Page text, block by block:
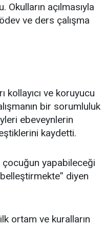
Okulların açılmasıyla
ve ders çalışma
kollayıcı ve koruyucu
bir sorumluluk
ebeveynlerin
kaydetti.
çocuğun yapabileceği
diyen
ortam ve kuralların